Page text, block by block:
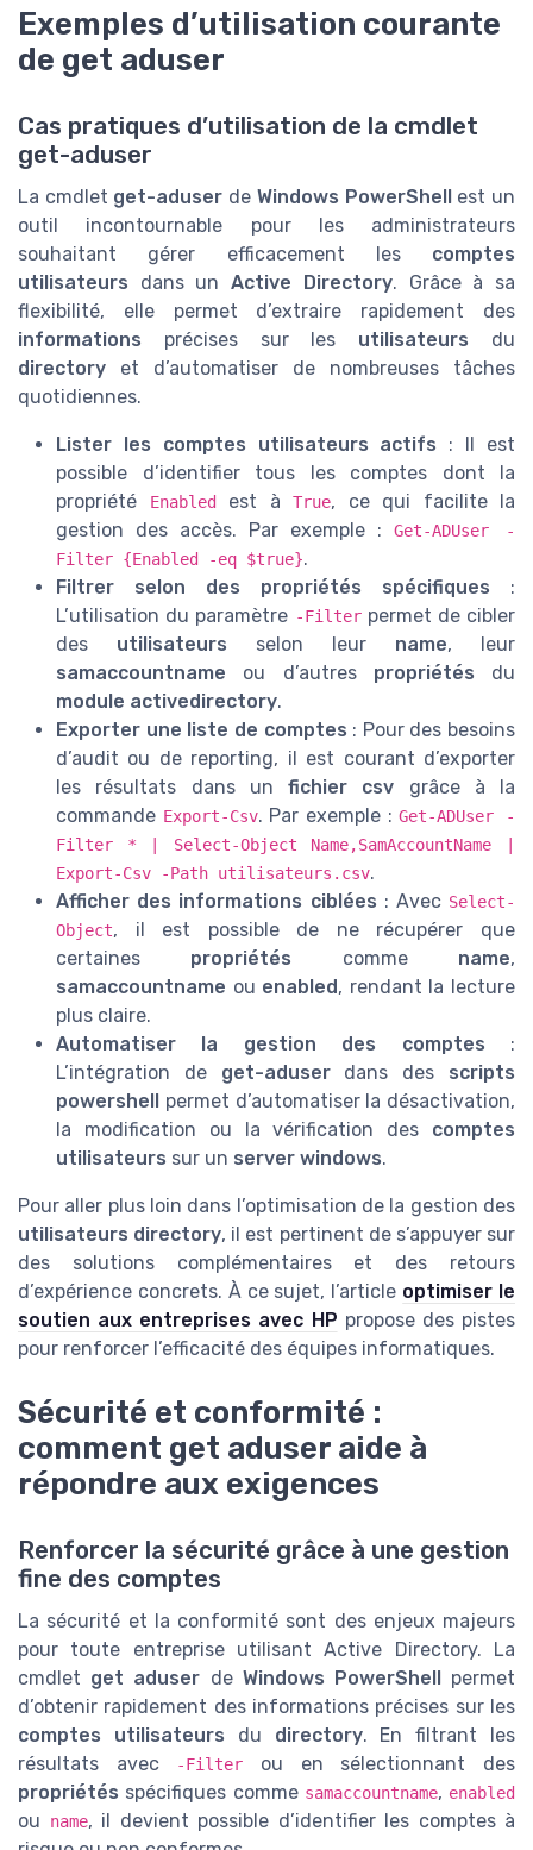
Exemples d’utilisation courante
de get aduser
Cas pratiques d’utilisation de la cmdlet
get-aduser
La cmdlet get-aduser de Windows PowerShellest un
outil incontournable pour les administrateurs
souhaitant gérer efficacement les comptes
utilisateurs dans unActive Directory. Grâce à sa
flexibilité, elle permet d’extraire rapidement des
informations précises sur les utilisateurs du
directory et d’automatiser de nombreuses tâches
quotidiennes.
Lister les comptes utilisateurs actifs : Il est
possible d’identifier tous les comptes dont la
propriété
Enabledest à True, ce qui facilite la
gestion des accès. Par exemple : Get-ADUser -
Filter {Enabled -eq $true}.
Filtrer selon des propriétés spécifiques :
L’utilisation du paramètre -Filterpermet de cibler
des utilisateurs selon leur name, leur
samaccountname ou d’autres propriétés du
module activedirectory.
Exporter une liste de comptes : Pour des besoins
d’audit ou de reporting, il est courant d’exporter
les résultats dans un fichier csv grâce à la
commande Export-Csv. Par exemple :Get-ADUser -
Filter * | Select-Object Name,SamAccountName |
Export-Csv -Path utilisateurs.csv.
Afficher des informations ciblées : Avec Select-
Object, il est possible de ne récupérer que
certaines propriétés comme name,
samaccountname ou enabled, rendant la lecture
plus claire.
Automatiser la gestion des comptes :
L’intégration de get-aduserdans des scripts
powershell permet d’automatiser la désactivation,
la modification ou la vérification des comptes
utilisateurs sur un server windows.
Pour aller plus loin dans l’optimisation de la gestion des
utilisateurs directory, il est pertinent de s’appuyer sur
des solutions complémentaires et des retours
d’expérience concrets. À ce sujet, l’article optimiser le
soutien aux entreprises avec HP propose des pistes
pour renforcer l’efficacité des équipes informatiques.
Sécurité et conformité :
comment get aduser aide à
répondre aux exigences
Renforcer la sécurité grâce à une gestion
fine des comptes
La sécurité et la conformité sont des enjeux majeurs
pour toute entreprise utilisant Active Directory. La
cmdlet get aduser de Windows PowerShellpermet
d’obtenir rapidement des informations précises sur les
comptes utilisateurs du directory. En filtrant les
résultats avec
-Filter
ou en sélectionnant des
propriétés spécifiques comme samaccountname, enabled
ou name, il devient possible d’identifier les comptes à